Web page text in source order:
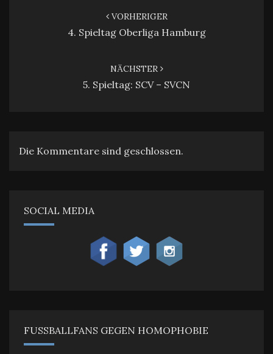
VORHERIGER
4. Spieltag Oberliga Hamburg
NÄCHSTER
5. Spieltag: SCV – SVCN
Die Kommentare sind geschlossen.
SOCIAL MEDIA
FUSSBALLFANS GEGEN HOMOPHOBIE